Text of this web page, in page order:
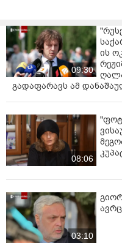
ახალგაზრდა ქალის მიერ
გახსნის და ვარდნის
მედიის ცნობით,
გადაწყვიტა ქალმა
ფრენის დაწყებიდან
ჰქონდა.
09:30
ის
გადაფარავს ამ
08:06
03:10